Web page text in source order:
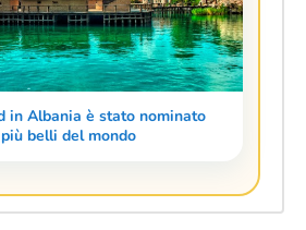
in Albania è stato nominato
belli del mondo